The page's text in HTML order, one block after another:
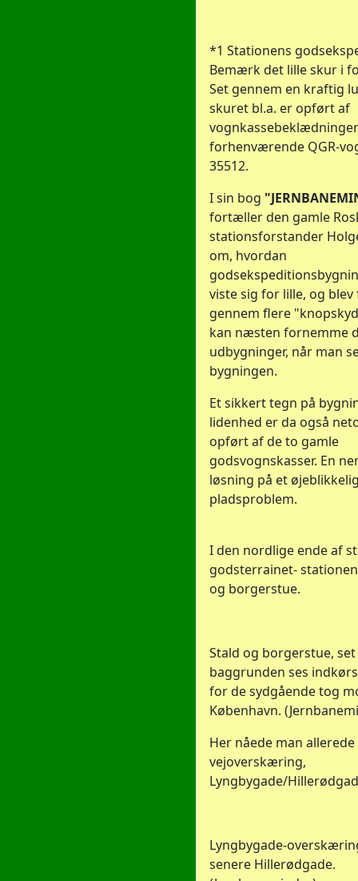
*1 Stationens
Bemærk det lille skur i
Set gennem en kraftig
skuret bl.a. er opført af
forhenværende QGR-
35512.
I sin bog
fortæller den gamle
stationsforstander
om, hvordan
viste sig for lille, og
gennem flere
kan næsten fornemme
udbygninger, når man
bygningen.
Et sikkert tegn på
lidenhed er da også
opført af de to gamle
godsvognskasser. En
løsning på et
pladsproblem.
I den nordlige ende af
godsterrainet-
og borgerstue.
Stald og borgerstue,
baggrunden ses
for de sydgående tog
København.
Her nåede man
vejoverskæring,
Lyngbygade/
Lyngbygade-
senere Hillerødgade.